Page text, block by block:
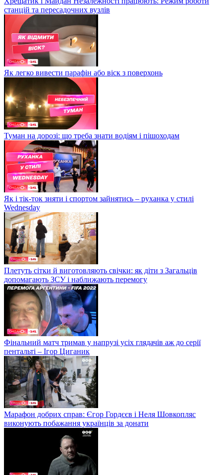
станцій та пересадочних вузлів
Як легко вивести парафін або віск з поверхонь
Туман на дорозі: що треба знати водіям і пішоходам
Як і тік-ток зняти і спортом зайнятись – руханка у стилі
Wednesday
Плетуть сітки й виготовляють свічки: як діти з Загальців
допомагають ЗСУ і наближають перемогу
Фінальний матч тримав у напрузі усіх глядачів аж до серії
пентальті – Ігор Циганик
Марафон добрих справ: Єгор Гордєєв і Неля Шовкопляс
виконують побажання українців за донати